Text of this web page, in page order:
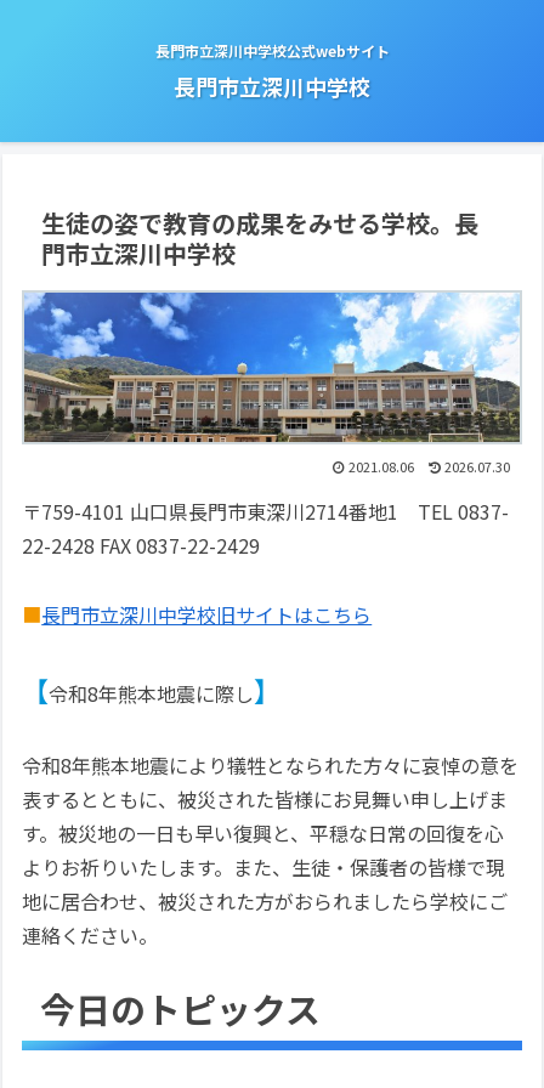
長門市立深川中学校公式webサイト
長門市立深川中学校
生徒の姿で教育の成果をみせる学校。長
門市立深川中学校
2021.08.06 2026.07.30
〒759-4101 山口県長門市東深川2714番地1 TEL 0837-
22-2428 FAX 0837-22-2429
■長門市立深川中学校旧サイトはこちら
【令和8年熊本地震に際し】
令和8年熊本地震により犠牲となられた方々に哀悼の意を
表するとともに、被災された皆様にお見舞い申し上げま
す。被災地の一日も早い復興と、平穏な日常の回復を心
よりお祈りいたします。また、生徒・保護者の皆様で現
地に居合わせ、被災された方がおられましたら学校にご
連絡ください。
今日のトピックス